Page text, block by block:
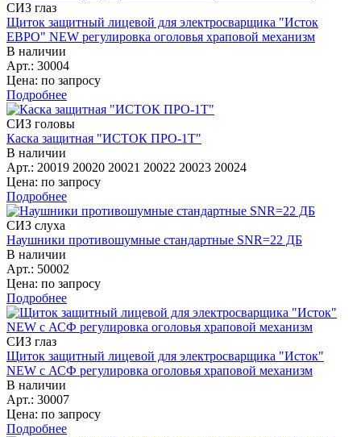
СИЗ глаз
Щиток защитный лицевой для электросварщика "Исток
ЕВРО" NEW регулировка оголовья храповой механизм
В наличии
Арт.: 30004
Цена: по запросу
Подробнее
СИЗ головы
Каска защитная "ИСТОК ПРО-1Т"
В наличии
Арт.: 20019 20020 20021 20022 20023 20024
Цена: по запросу
Подробнее
СИЗ слуха
Наушники противошумные стандартные SNR=22 ДБ
В наличии
Арт.: 50002
Цена: по запросу
Подробнее
СИЗ глаз
Щиток защитный лицевой для электросварщика "Исток"
NEW с АСФ регулировка оголовья храповой механизм
В наличии
Арт.: 30007
Цена: по запросу
Подробнее